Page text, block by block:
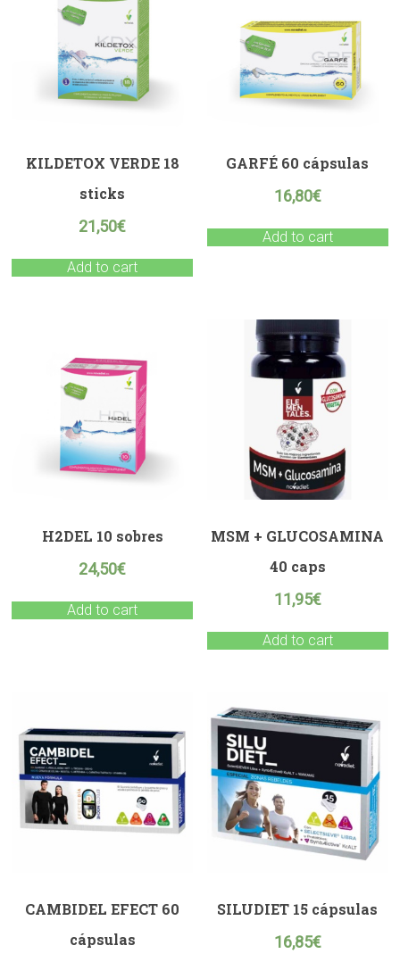
KILDETOX VERDE 18
sticks
21,50€
Add to cart
GARFÉ 60 cápsulas
16,80€
Add to cart
H2DEL 10 sobres
24,50€
Add to cart
MSM + GLUCOSAMINA
40 caps
11,95€
Add to cart
CAMBIDEL EFECT 60
cápsulas
SILUDIET 15 cápsulas
16,85€